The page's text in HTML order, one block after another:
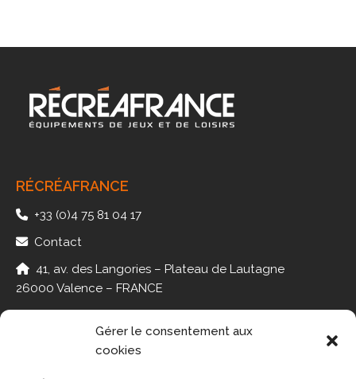
Gérer le consentement aux
cookies
RÉCRÉAFRANCE
+33 (0)4 75 81 04 17
Contact
41, av. des Langories – Plateau de Lautagne
26000 Valence – FRANCE